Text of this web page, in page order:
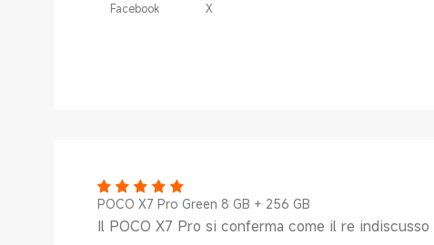
Facebook X
POCO X7 Pro Green 8 GB + 256 GB
Il POCO X7 Pro si conferma come il re